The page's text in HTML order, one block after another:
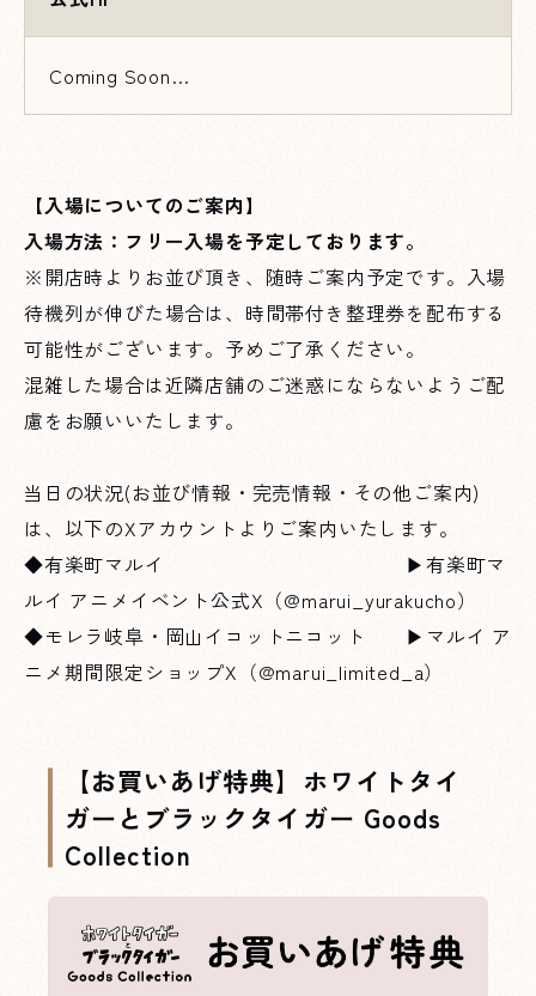
Coming Soon…
【入場についてのご案内】
入場方法：フリー入場を予定しております。
※開店時よりお並び頂き、随時ご案内予定です。入場
待機列が伸びた場合は、時間帯付き整理券を配布する
可能性がございます。予めご了承ください。
混雑した場合は近隣店舗のご迷惑にならないようご配
慮をお願いいたします。
当日の状況(お並び情報・完売情報・その他ご案内)
は、以下のXアカウントよりご案内いたします。
◆有楽町マルイ ▶有楽町マ
ルイ アニメイベント公式X（@marui_yurakucho）
◆モレラ岐阜・岡山イコットニコット ▶マルイ ア
ニメ期間限定ショップX（@marui_limited_a）
【お買いあげ特典】ホワイトタイ
ガーとブラックタイガー Goods
Collection